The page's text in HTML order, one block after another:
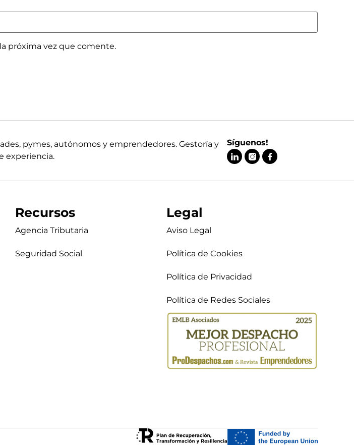
próxima vez que comente.
pymes, autónomos y emprendedores. Gestoría y
experiencia.
Síguenos!
Recursos
Agencia Tributaria
Seguridad Social
Legal
Aviso Legal
Política de Cookies
Política de Privacidad
Política de Redes Sociales